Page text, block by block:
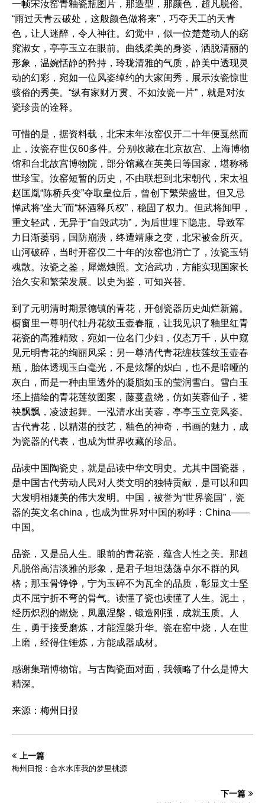
一帧宋汝窑青釉瓷瓶图片，那造型，那颜色，超凡脱俗。
“雨过天青云破处，这般颜色做将来”，巧夺天工的天青
色，让人迷醉，令人神往。幻觉中，似一位楚楚动人的窈
窕淑女，亭亭玉立在眼前。曲线柔美的身姿，洒脱清丽的
形象，温婉恬静的矜持，玲珑清雅的气质，静美中透现灵
动的幻彩，宛如一位风姿绰约的大家闺秀，展示汝瓷惊世
骇俗的秀美。“纵有家财万贯、不如汝瓷一片”，就是对汝
瓷珍贵的诠释。
可惜的是，据资料载，北宋末年汝窑仅开二十年便戛然而
止，汝瓷存世仅60多件。分别收藏在北京故宫、上海博物
馆和台北故宫博物院，部分馆藏在英美日等国家，堪称稀
世珍宝。汝窑短暂的历史，不由联想到北宋朝代，宋太祖
赵匡胤“陈桥兵变”夺取皇位后，曾创下繁荣盛世。但又忌
惮武将“坐大”而“杯酒释兵权”，稳固了权力。但武将卸甲，
重文轻武，无异于“自毁武功”，为后世埋下隐患。导致军
力日渐萎弱，国防崩溃，终遭靖康之变，北宋被金所灭。
山河破碎，当时开窑仅二十年的汝窑也消亡了，汝瓷玉销
魂散。汝瓷之鉴，犀燃烛照。文治武功，方能实现国家长
治久安和繁荣发展。以史为鉴，可知兴替。
到了元明清时期景德镇的青花，开创瓷器历史灿烂新篇。
橱窗里一尊明代牡丹花纹玉壶春瓶，让我见识了釉里红青
花瓷的高雅精致，宛如一位名门少妇，仪态万千，从中窥
见元明青花的绚丽风采；另一尊清代青花缠枝莲纹玉壶春
瓶，胎体透现玉白毫光，不是炫耀的炽白，也不是暗哑的
灰白，而是一种由里透外的凝脂如玉的莹润雪白。雪白玉
坯上描绘的青花莲纹图案，藤蔓盘绕，仿如芙蓉仙子，裙
袂飘飘，凌波起舞。一泓清水出芙蓉，亭亭玉立竞风姿。
古代青花，以精湛的技艺，釉色的神奇，书画的魅力，成
为瓷器的代表，也成为世界收藏的珍品。
品读中国陶瓷史，就是品读中华文明史。尤其中国瓷器，
是中国古代劳动人民对人类文明的独特贡献，是可以和四
大发明相媲美的伟大发明。中国，被誉为“世界瓷国”，瓷
器的英文名china，也成为世界对中国的称呼：China——
中国。
品瓷，又是品人生。眼前的青花瓷，蕴含人性之美。那超
凡脱俗高洁淡雅的形象，是君子坦坦荡荡卓尔不群的风
格；那玉骨铮铮，宁为玉碎不为瓦全的品质，彰显文士坚
贞不屈宁折不弯的骨气。读懂了瓷也读懂了人生。泥土，
经历炽烈的燃烧，凤凰涅槃，锻造刚强，成就玉质。人
生，勇于接受磨炼，才能涅槃升华。瓷在窑中烧，人在世
上磨，经得住锤炼，方能成器成材。
感谢集瑞博物馆。与古陶瓷面对面，我领略了什么是博大
精深。
来源：梅州日报
上一篇
梅州日报：合水水库我的梦里桃源
下一篇